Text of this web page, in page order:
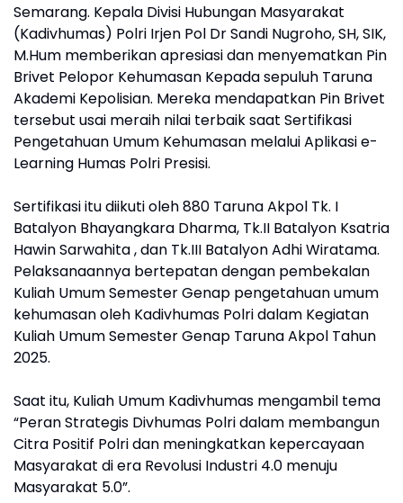
Semarang. Kepala Divisi Hubungan Masyarakat
(Kadivhumas) Polri Irjen Pol Dr Sandi Nugroho, SH, SIK,
M.Hum memberikan apresiasi dan menyematkan Pin
Brivet Pelopor Kehumasan Kepada sepuluh Taruna
Akademi Kepolisian. Mereka mendapatkan Pin Brivet
tersebut usai meraih nilai terbaik saat Sertifikasi
Pengetahuan Umum Kehumasan melalui Aplikasi e-
Learning Humas Polri Presisi.
Sertifikasi itu diikuti oleh 880 Taruna Akpol Tk. I
Batalyon Bhayangkara Dharma, Tk.II Batalyon Ksatria
Hawin Sarwahita , dan Tk.III Batalyon Adhi Wiratama.
Pelaksanaannya bertepatan dengan pembekalan
Kuliah Umum Semester Genap pengetahuan umum
kehumasan oleh Kadivhumas Polri dalam Kegiatan
Kuliah Umum Semester Genap Taruna Akpol Tahun
2025.
Saat itu, Kuliah Umum Kadivhumas mengambil tema
“Peran Strategis Divhumas Polri dalam membangun
Citra Positif Polri dan meningkatkan kepercayaan
Masyarakat di era Revolusi Industri 4.0 menuju
Masyarakat 5.0”.